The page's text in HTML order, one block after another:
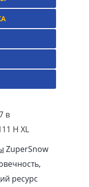
в
H XL
ZuperSnow
ресурс